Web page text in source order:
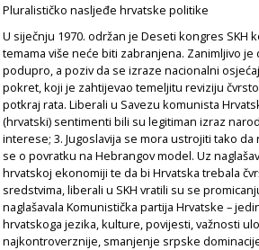
Pluralističko nasljeđe hrvatske politike
U siječnju 1970. održan je Deseti kongres SKH
temama više neće biti zabranjena. Zanimljivo
podupro, a poziv da se izraze nacionalni
pokret, koji je zahtijevao temeljitu reviziju
potkraj rata. Liberali u Savezu komunista
(hrvatski) sentimenti bili su legitiman izraz
interese; 3. Jugoslavija se mora ustrojiti tako
se o povratku na Hebrangov model. Uz
hrvatskoj ekonomiji te da bi Hrvatska trebala
sredstvima, liberali u SKH vratili su se
naglašavala Komunistička partija Hrvatske –
hrvatskoga jezika, kulture, povijesti, važnosti
najkontroverznije, smanjenje srpske